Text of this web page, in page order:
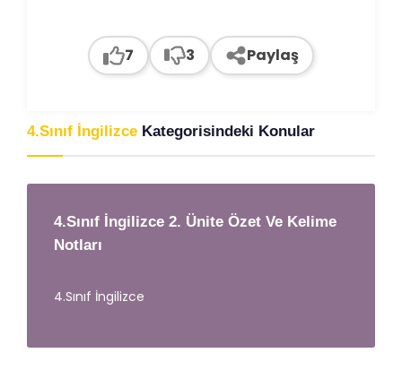
7 3 Paylaş
4.Sınıf İngilizce Kategorisindeki Konular
4.Sınıf İngilizce 2. Ünite Özet Ve Kelime
Notları
4.Sınıf İngilizce